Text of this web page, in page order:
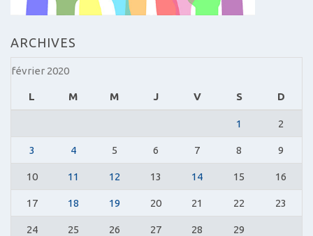
ARCHIVES
février 2020
L M M J V S D
1 2
3 4 5 6 7 8 9
10 11 12 13 14 15 16
17 18 19 20 21 22 23
24 25 26 27 28 29